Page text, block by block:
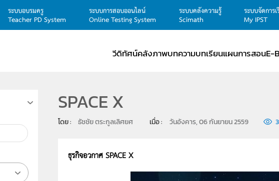
ระบบอบรมครู
Teacher PD System
ระบบการสอบออนไลน์
Online Testing System
ระบบคลังความรู้
Scimath
ระบบจัดการ
My IPST
วีดิทัศน์คลังภาพบทความบทเรียนแผนการสอนE-
SPACE X
โดย : ธัชชัย ตระกูลเลิศยศ เมื่อ : วันอังคาร, 06 กันยายน 2559
ธุรกิจอวกาศ SPACE X